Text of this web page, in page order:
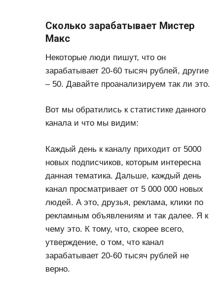
Сколько зарабатывает Мистер
Макс
Некоторые люди пишут, что он
зарабатывает 20-60 тысяч рублей, другие
– 50. Давайте проанализируем так ли это.
Вот мы обратились к статистике данного
канала и что мы видим:
Каждый день к каналу приходит от 5000
новых подписчиков, которым интересна
данная тематика. Дальше, каждый день
канал просматривает от 5 000 000 новых
людей. А это, друзья, реклама, клики по
рекламным объявлениям и так далее. Я к
чему это. К тому, что, скорее всего,
утверждение, о том, что канал
зарабатывает 20-60 тысяч рублей не
верно.